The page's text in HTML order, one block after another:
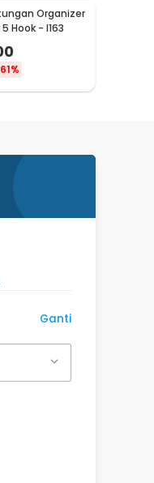
Organizer
Hook - I163
61%
Ganti